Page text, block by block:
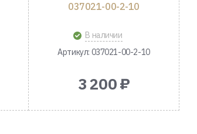
037021-00-2-10
В наличии
Артикул: 037021-00-2-10
3 200 ₽